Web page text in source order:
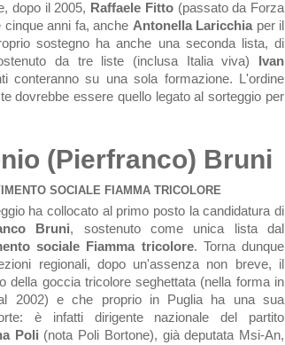
dopo il 2005, Raffaele Fitto(passato da Forza
cinque anni fa, anche Antonella Laricchia per il
sostegno ha anche una seconda lista, di
da tre liste (inclusa Italia viva)
Ivan
conteranno su una sola formazione. L'ordine
dovrebbe essere quello legato al sorteggio per
(Pierfranco) Bruni
SOCIALE FIAMMA TRICOLORE
ha collocato al primo posto la candidatura di
Bruni, sostenuto come unica lista dal
sociale Fiamma tricolore. Torna dunque
regionali, dopo un'assenza non breve, il
della goccia tricolore seghettata (nella forma in
2002) e che proprio in Puglia ha una sua
è infatti dirigente nazionale del partito
Poli (nota Poli Bortone), già deputata Msi-An,